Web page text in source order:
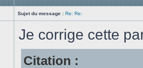
Sujet du message : Re: Re:
Je corrige cette
Citation :